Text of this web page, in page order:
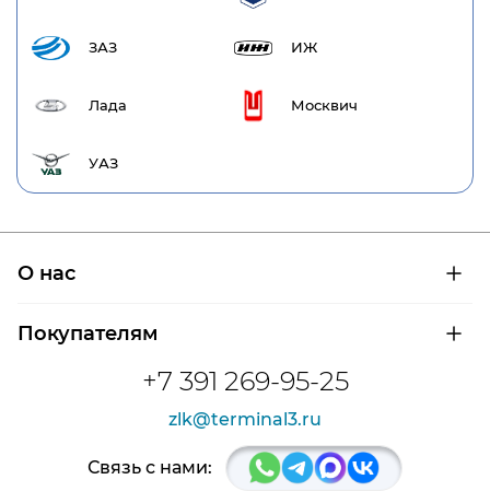
ЗАЗ ИЖ
Лада Москвич
УАЗ
+7 391 269-95-25
zlk@terminal3.ru
О нас
Сертификаты на продукцию
Покупателям
Доставка и оплата
Расшифровка маркировки подшипников
Связь с нами: